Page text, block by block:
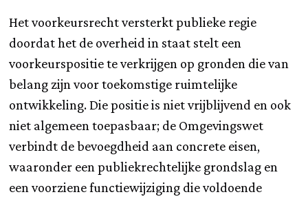
Het voorkeursrecht versterkt publieke regie
doordat het de overheid in staat stelt een
voorkeurspositie te verkrijgen op gronden die van
belang zijn voor toekomstige ruimtelijke
ontwikkeling. Die positie is niet vrijblijvend en ook
niet algemeen toepasbaar; de Omgevingswet
verbindt de bevoegdheid aan concrete eisen,
waaronder een publiekrechtelijke grondslag en
een voorziene functiewijziging die voldoende